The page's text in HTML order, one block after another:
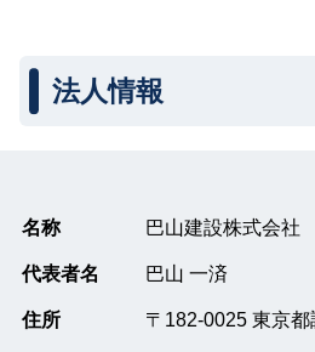
法人情報
名称 巴山建設株式会社
代表者名 巴山 一済
住所 〒182-0025 東京